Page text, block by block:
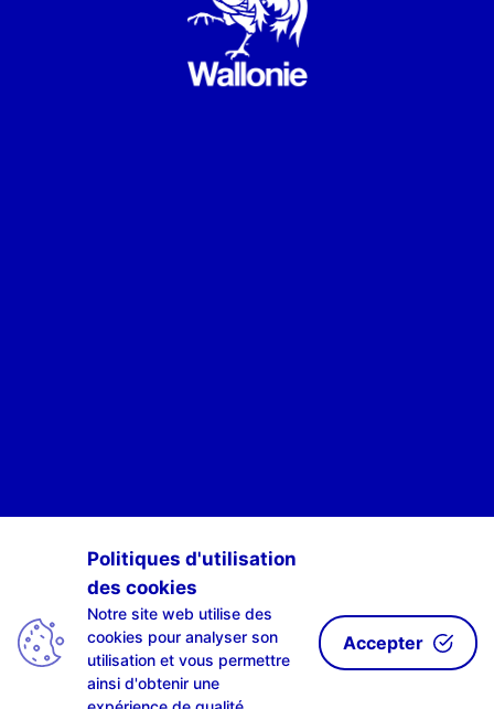
POUR ÊTRE INFORMÉ·E·S DES ACTIVITÉS DE SCAN-R
S'INSCRIRE À NOTRE NEWSLETTE-R
Politiques d'utilisation
des cookies
Notre site web utilise des
cookies pour analyser son
utilisation et vous permettre
ainsi d'obtenir une
Accepter